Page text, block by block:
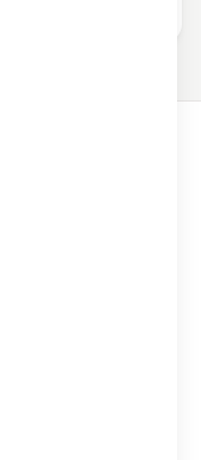
فروشگاه ایران
تهویه مطبوع و
اندازی، فعالیت خود